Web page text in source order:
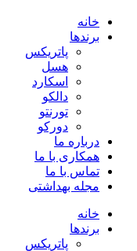
خانه
برندها
پاتریکس
هسل
اسکارد
دالکو
تورنتو
دورکو
درباره ما
همکاری با ما
تماس با ما
مجله بهداشتی
خانه
برندها
پاتریکس